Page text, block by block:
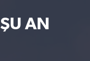
ŞU AN